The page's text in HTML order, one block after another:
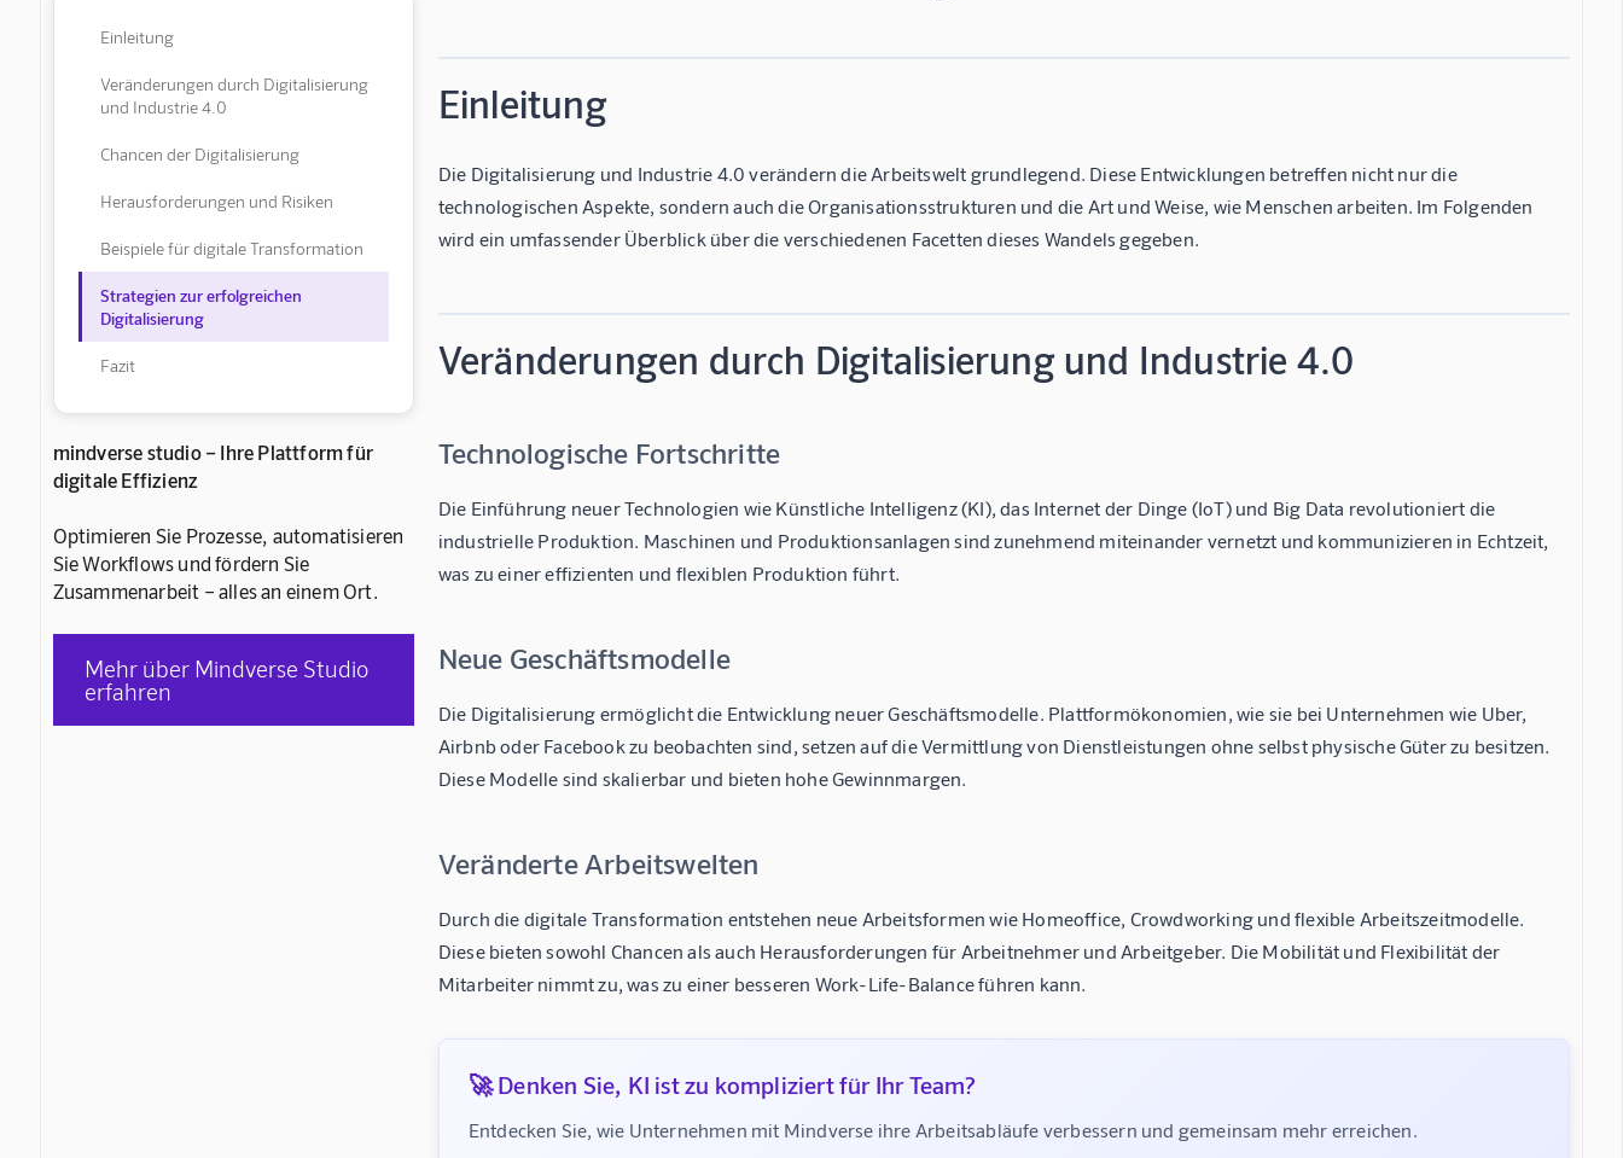
Einleitung
Veränderungen durch Digitalisierung
und Industrie 4.0
Chancen der Digitalisierung
Herausforderungen und Risiken
Beispiele für digitale Transformation
Strategien zur erfolgreichen
Digitalisierung
Fazit
mindverse studio – Ihre Plattform für
digitale Effizienz
Optimieren Sie Prozesse, automatisieren
Sie Workflows und fördern Sie
Zusammenarbeit – alles an einem Ort.
Mehr über Mindverse Studio
erfahren
Einleitung
Die Digitalisierung und Industrie 4.0 verändern die Arbeitswelt grundlegend. Diese Entwicklungen betreffen nicht nur die
technologischen Aspekte, sondern auch die Organisationsstrukturen und die Art und Weise, wie Menschen arbeiten. Im Folgenden
wird ein umfassender Überblick über die verschiedenen Facetten dieses Wandels gegeben.
Veränderungen durch Digitalisierung und Industrie 4.0
Technologische Fortschritte
Die Einführung neuer Technologien wie Künstliche Intelligenz (KI), das Internet der Dinge (IoT) und Big Data revolutioniert die
industrielle Produktion. Maschinen und Produktionsanlagen sind zunehmend miteinander vernetzt und kommunizieren in Echtzeit,
was zu einer effizienten und flexiblen Produktion führt.
Neue Geschäftsmodelle
Die Digitalisierung ermöglicht die Entwicklung neuer Geschäftsmodelle. Plattformökonomien, wie sie bei Unternehmen wie Uber,
Airbnb oder Facebook zu beobachten sind, setzen auf die Vermittlung von Dienstleistungen ohne selbst physische Güter zu besitzen.
Diese Modelle sind skalierbar und bieten hohe Gewinnmargen.
Veränderte Arbeitswelten
Durch die digitale Transformation entstehen neue Arbeitsformen wie Homeoffice, Crowdworking und flexible Arbeitszeitmodelle.
Diese bieten sowohl Chancen als auch Herausforderungen für Arbeitnehmer und Arbeitgeber. Die Mobilität und Flexibilität der
Mitarbeiter nimmt zu, was zu einer besseren Work-Life-Balance führen kann.
🚀 Denken Sie, KI ist zu kompliziert für Ihr Team?
Entdecken Sie, wie Unternehmen mit Mindverse ihre Arbeitsabläufe verbessern und gemeinsam mehr erreichen.